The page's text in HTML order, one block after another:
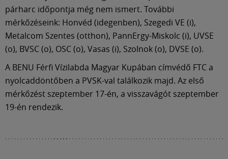
párharc időpontja még nem ismert. További
mérkőzéseink: Honvéd (idegenben), Szegedi VE (i),
Metalcom Szentes (otthon), PannErgy-Miskolc (i), UVSE
(o), BVSC (o), OSC (o), Vasas (i), Szolnok (o), DVSE (o).
A BENU Férfi Vízilabda Magyar Kupában címvédő FTC a
nyolcaddöntőben a PVSK-val találkozik majd. Az első
mérkőzést szeptember 17-én, a visszavágót szeptember
19-én rendezik.